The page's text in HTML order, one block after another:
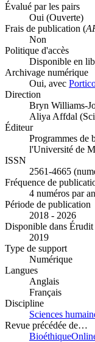
Évalué par les pairs
Oui (Ouverte)
Frais de publication (
Non
Politique d'accès
Disponible en
Archivage numérique
Oui, avec
Direction
Bryn Williams-
Aliya Affdal
Éditeur
Programmes de
l'Université de
ISSN
2561-4665
Fréquence de
4 numéros par
Période de publication
2018 - 2026
Disponible dans Érudit
2019
Type de support
Numérique
Langues
Anglais
Français
Discipline
Sciences
Revue précédée de…